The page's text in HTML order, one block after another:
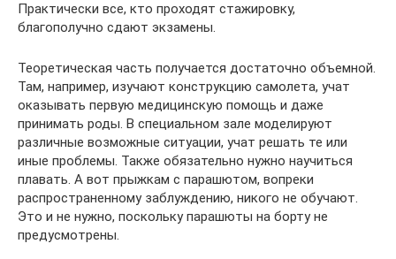
Практически все, кто проходят стажировку,
благополучно сдают экзамены.
Теоретическая часть получается достаточно объемной.
Там, например, изучают конструкцию самолета, учат
оказывать первую медицинскую помощь и даже
принимать роды. В специальном зале моделируют
различные возможные ситуации, учат решать те или
иные проблемы. Также обязательно нужно научиться
плавать. А вот прыжкам с парашютом, вопреки
распространенному заблуждению, никого не обучают.
Это и не нужно, поскольку парашюты на борту не
предусмотрены.